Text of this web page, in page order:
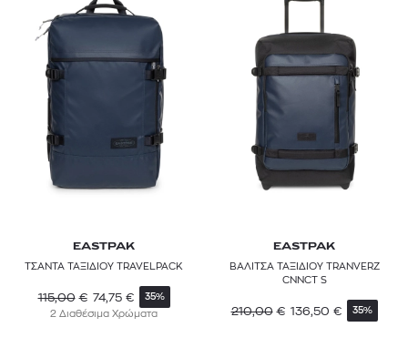
EASTPAK
ΤΣΑΝΤΑ ΤΑΞΙΔΙΟΥ TRAVELPACK
115,00 € 74,75 € 35%
2 Διαθέσιμα Χρώματα
EASTPAK
ΒΑΛΙΤΣΑ ΤΑΞΙΔΙΟΥ TRANVERZ
CNNCT S
210,00 € 136,50 € 35%